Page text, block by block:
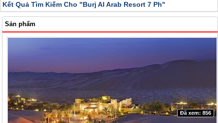
Kết Quả Tìm Kiếm Cho "Burj Al Arab Resort 7 Ph"
Sản phẩm
Đã xem: 856